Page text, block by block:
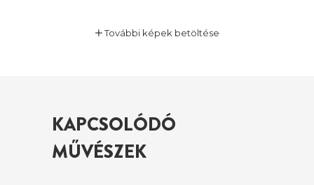
További képek betöltése
KAPCSOLÓDÓ
MŰVÉSZEK